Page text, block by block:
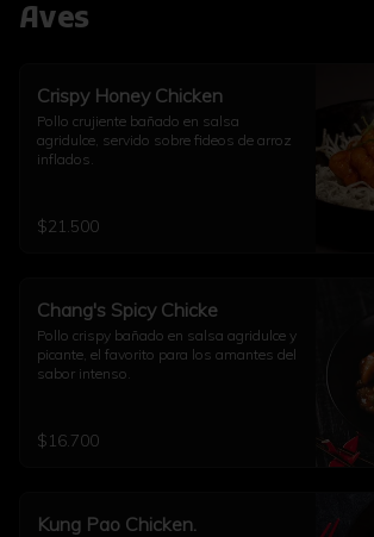
Aves
Crispy Honey Chicken
Pollo crujiente bañado en salsa
agridulce, servido sobre fideos de arroz
inflados.
$21.500
Chang's Spicy Chicke
Pollo crispy bañado en salsa agridulce y
picante, el favorito para los amantes del
sabor intenso.
$16.700
Kung Pao Chicken.